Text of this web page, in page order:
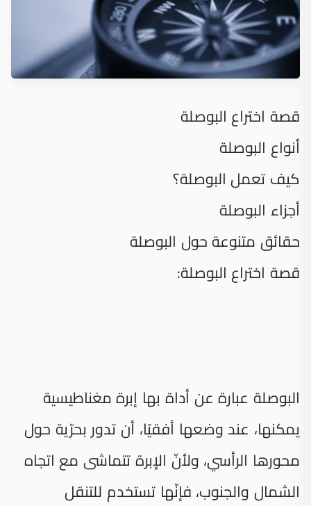
قصة اختراع البوصلة
أنواع البوصلة
كيف تعمل البوصلة؟
أجزاء البوصلة
حقائق متنوعة حول البوصلة
قصة اختراع البوصلة:
البوصلة عبارة عن أداة بها إبرة مغناطيسية
يمكنها، عند وضعها أفقيًا، أن تدور بحرّية حول
محورها الرأسي، ولأنّ الإبرة تتماشى مع اتجاه
الشمال والجنوب، فإنّها تستخدم للتنقل